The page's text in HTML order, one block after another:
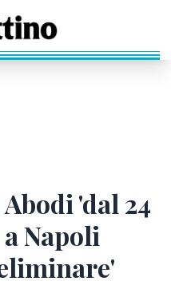
'dal 24
Napoli